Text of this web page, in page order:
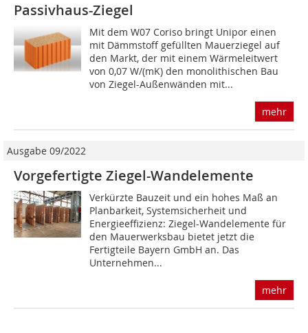
Passivhaus-Ziegel
Mit dem W07 Coriso bringt Unipor einen
mit Dämmstoff gefüllten Mauerziegel auf
den Markt, der mit einem Wärmeleitwert
von 0,07 W/(mK) den monolithischen Bau
von Ziegel-Außenwänden mit...
mehr
Ausgabe 09/2022
Vorgefertigte Ziegel-Wandelemente
Verkürzte Bauzeit und ein hohes Maß an
Planbarkeit, Systemsicherheit und
Energieeffizienz: Ziegel-Wandelemente für
den Mauerwerksbau bietet jetzt die
Fertigteile Bayern GmbH an. Das
Unternehmen...
mehr